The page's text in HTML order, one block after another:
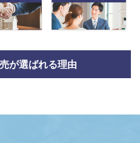
が選ばれる理由